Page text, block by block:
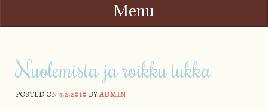
Menu
Nuolemista ja roikku tukka
POSTED ON 5.2.2010 BYADMIN